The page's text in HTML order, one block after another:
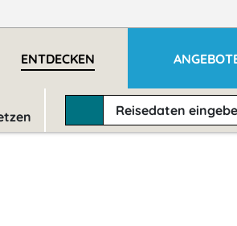
ENTDECKEN
Reisedaten